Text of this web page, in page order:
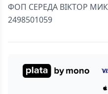
ФОП СЕРЕДА ВІКТОР
2498501059